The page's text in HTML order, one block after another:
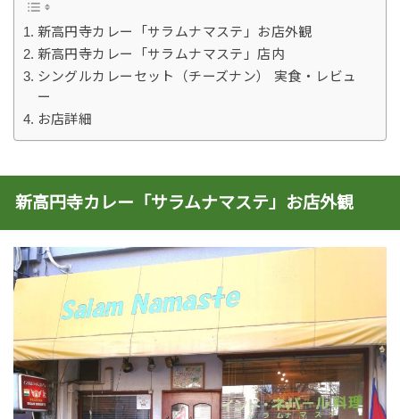
新高円寺カレー「サラムナマステ」お店外観
新高円寺カレー「サラムナマステ」店内
シングルカレーセット（チーズナン） 実食・レビュ
ー
お店詳細
新高円寺カレー「サラムナマステ」お店外観